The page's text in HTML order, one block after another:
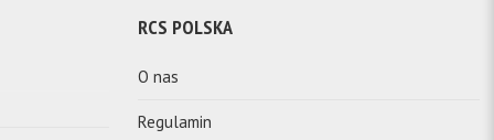
RCS POLSKA
O nas
Regulamin